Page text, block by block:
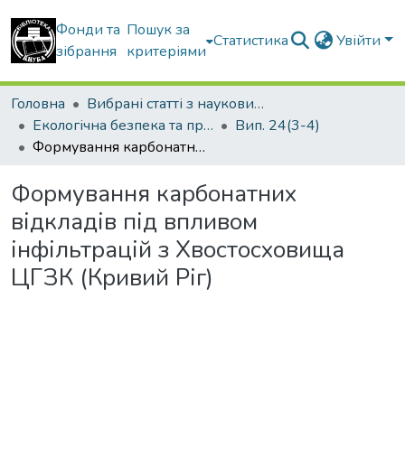
Фонди та
зібрання
Пошук за
критеріями
Статистика Увійти
Головна
Вибрані статті з наукових збірників КНУБА
Екологічна безпека та природокористування
Вип. 24(3-4)
Формування карбонатних відкладів під впливом інфільтрацій з Хвостосховища ЦГЗК (Кривий Ріг)
Формування карбонатних
відкладів під впливом
інфільтрацій з Хвостосховища
ЦГЗК (Кривий Ріг)